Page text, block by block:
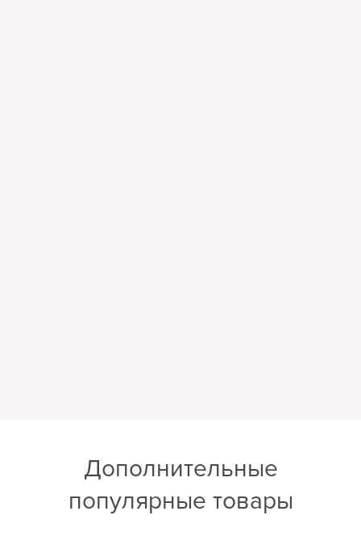
Дополнительные
популярные товары